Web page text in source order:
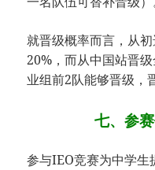
就晋级概率而言，从
20%，而从中国站晋
业组前2队能够晋级，
七、参
参与IEO竞赛为中学